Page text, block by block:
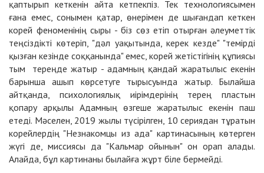
қаптырып кеткенін айта кетпекпіз. Тек технологиясымен
ғана емес, сонымен қатар, өнерімен де шығандап кеткен
корей феноменінің сыры - біз сөз етіп отырған әлеуметтік
теңсіздікті көтеріп, "дәл уақытында, керек кезде" "темірді
қызған кезінде соққанында" емес, корей жетістігінің құпиясы
тым тереңде жатыр - адамның қандай жаратылыс екенін
барынша ашып көрсетуге тырысуында жатыр. Былайша
айтқанда, психологиялық иірімдерінің терең пластын
қопару арқылы Адамның өзгеше жаратылыс екенін паш
етеді. Мәселен, 2019 жылы түсірілген, 10 сериядан тұратын
корейлердің "Незнакомцы из ада" картинасының көтерген
жүгі де, миссиясы да "Кальмар ойынын" он орап алады.
Алайда, бұл картинаны былайға жұрт біле бермейді.